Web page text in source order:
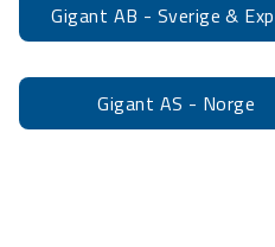
Gigant AB - Sverige &
Gigant AS - Norge